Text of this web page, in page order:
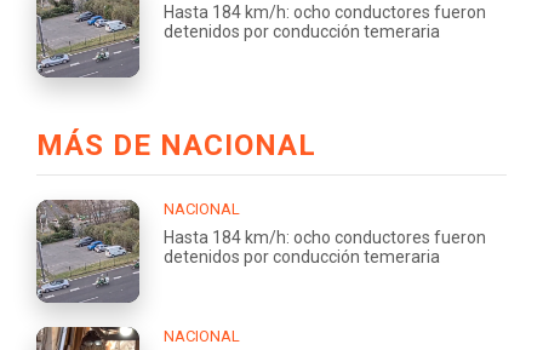
Hasta 184 km/h: ocho conductores fueron
detenidos por conducción temeraria
MÁS DE NACIONAL
NACIONAL
Hasta 184 km/h: ocho conductores fueron
detenidos por conducción temeraria
NACIONAL